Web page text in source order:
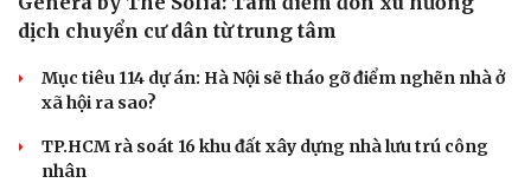
dịch chuyển cư dân từ trung tâm
Mục tiêu 114 dự án: Hà Nội sẽ tháo gỡ điểm nghẽn nhà ở
xã hội ra sao?
TP.HCM rà soát 16 khu đất xây dựng nhà lưu trú công
nhân